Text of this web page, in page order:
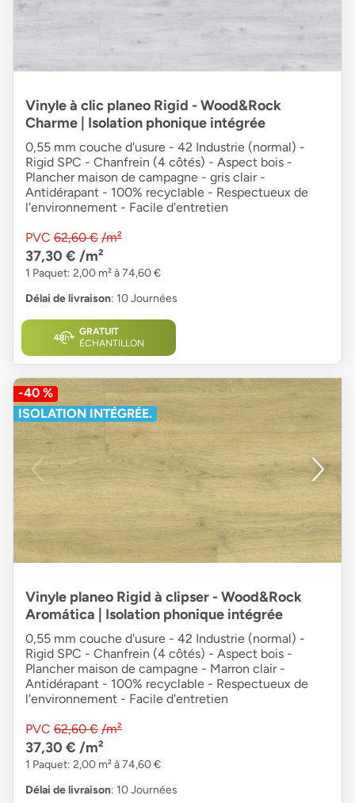
Vinyle à clic planeo Rigid - Wood&Rock
Charme | Isolation phonique intégrée
0,55 mm couche d'usure - 42 Industrie (normal) -
Rigid SPC - Chanfrein (4 côtés) - Aspect bois -
Plancher maison de campagne - gris clair -
Antidérapant - 100% recyclable - Respectueux de
l'environnement - Facile d'entretien
PVC 62,60 € /m²
37,30 € /m²
1 Paquet: 2,00 m² à 74,60 €
Délai de livraison: 10 Journées
GRATUIT
ÉCHANTILLON
-40 %
ISOLATION INTÉGRÉE.
Vinyle planeo Rigid à clipser - Wood&Rock
Aromática | Isolation phonique intégrée
0,55 mm couche d'usure - 42 Industrie (normal) -
Rigid SPC - Chanfrein (4 côtés) - Aspect bois -
Plancher maison de campagne - Marron clair -
Antidérapant - 100% recyclable - Respectueux de
l'environnement - Facile d'entretien
PVC 62,60 € /m²
37,30 € /m²
1 Paquet: 2,00 m² à 74,60 €
Délai de livraison: 10 Journées